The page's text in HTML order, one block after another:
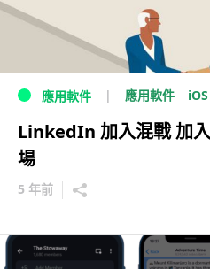
應用軟件 應用軟件
LinkedIn 加入混戰 加
場
5 年前